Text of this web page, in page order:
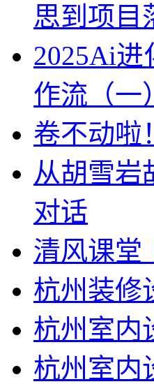
思到项目
2025Ai进
作流（一）
卷不动啦
从胡雪岩
对话
清风课堂
杭州装修
杭州室内
杭州室内